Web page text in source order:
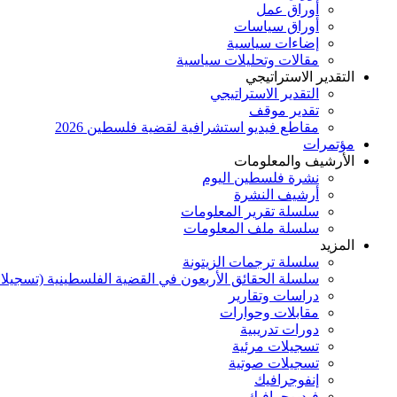
أوراق عمل
أوراق سياسات
إضاءات سياسية
مقالات وتحليلات سياسية
التقدير الاستراتيجي
التقدير الاستراتيجي
تقدير موقف
مقاطع فيديو استشرافية لقضية فلسطين 2026
مؤتمرات
الأرشيف والمعلومات
نشرة فلسطين اليوم
أرشيف النشرة
سلسلة تقرير المعلومات
سلسلة ملف المعلومات
المزيد
سلسلة ترجمات الزيتونة
سلسلة الحقائق الأربعون في القضية الفلسطينية
دراسات وتقارير
مقابلات وحوارات
دورات تدريبية
تسجيلات مرئية
تسجيلات صوتية
إنفوجرافيك